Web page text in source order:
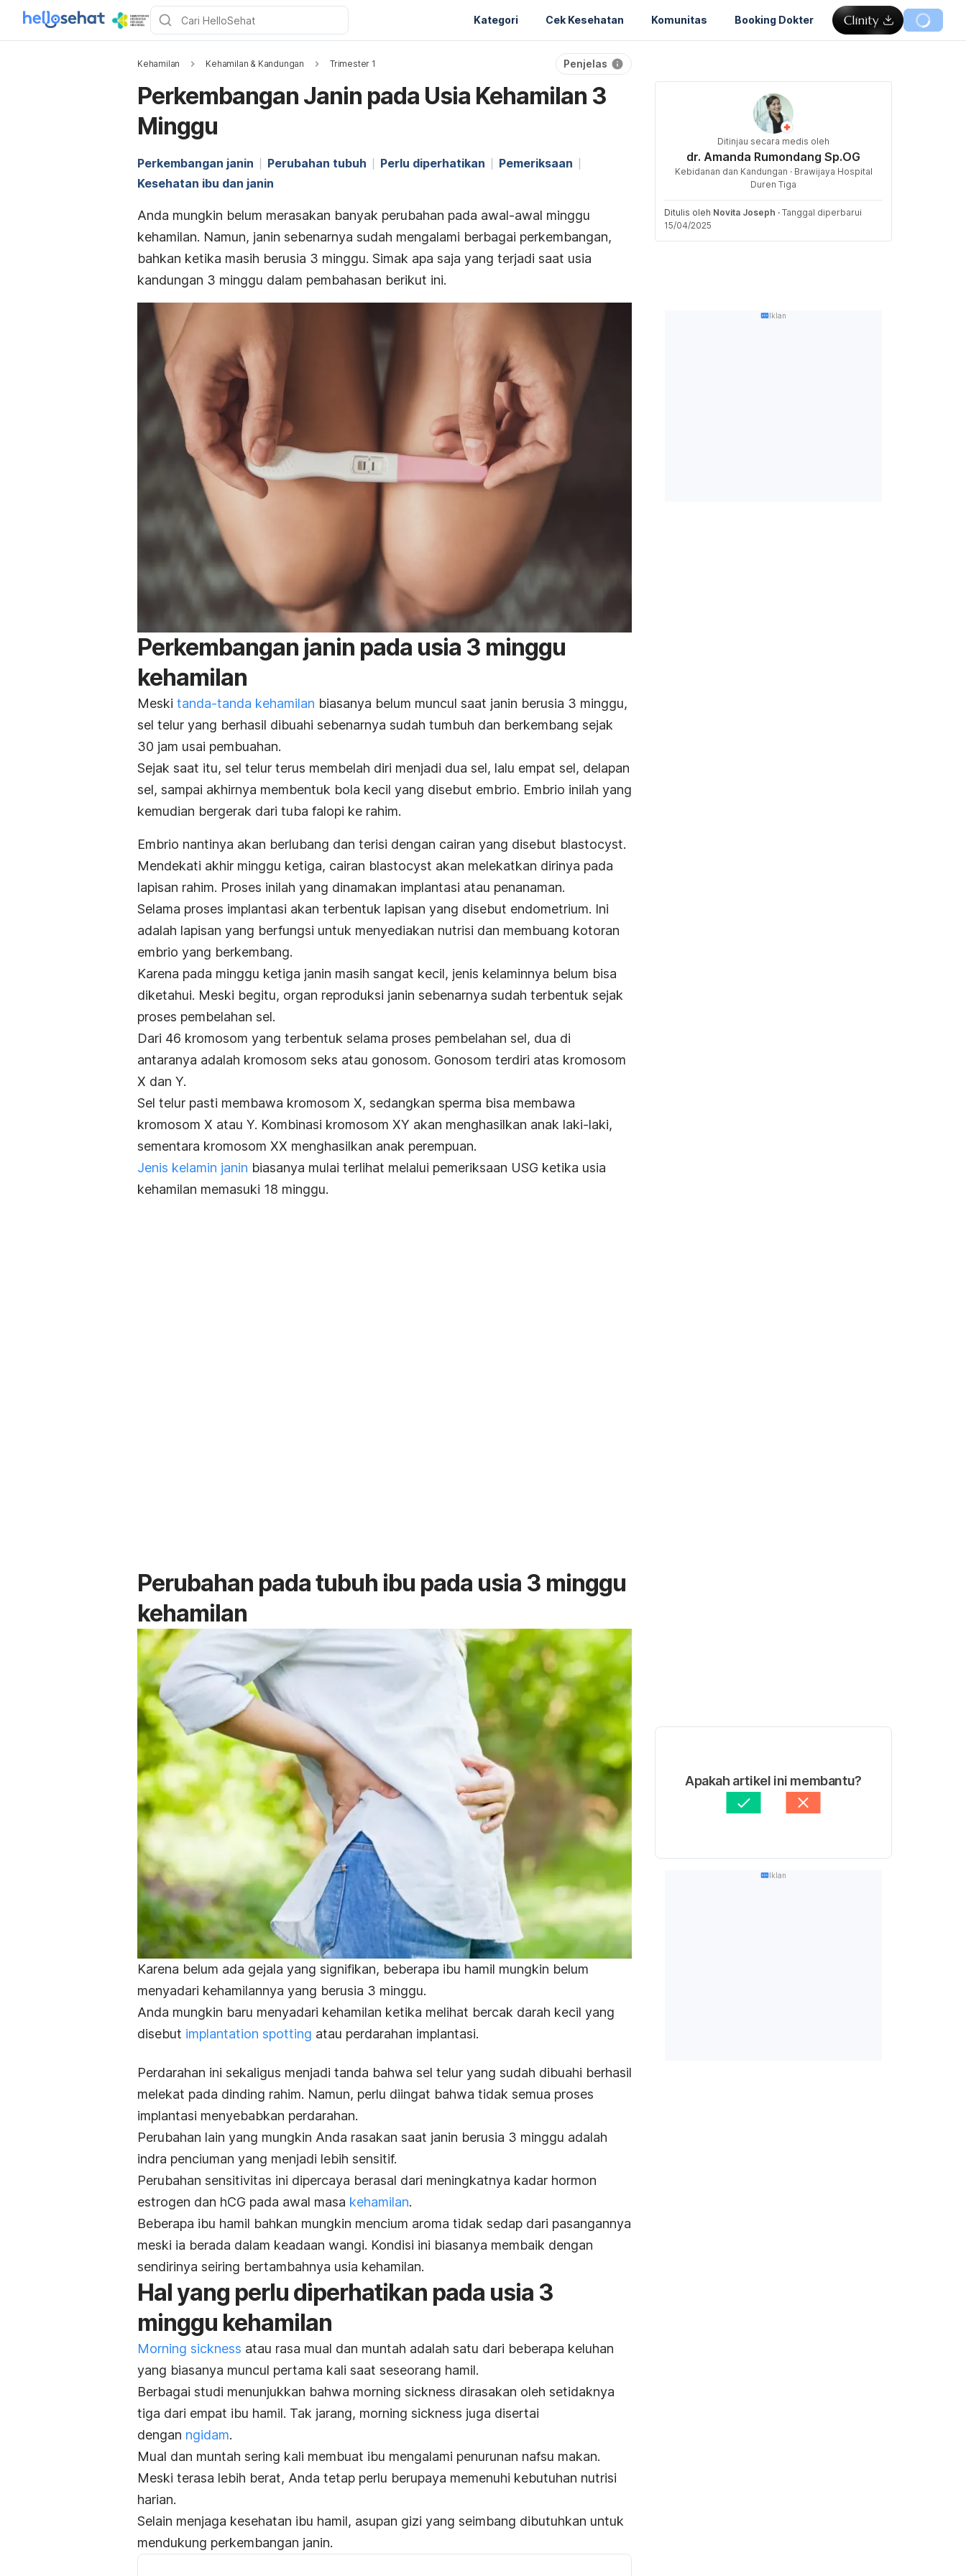
Kategori Cek Kesehatan Komunitas Booking Dokter
Kehamilan Kehamilan & Kandungan Trimester 1 Penjelas
Perkembangan Janin pada Usia Kehamilan 3
Minggu
Perkembangan janin Perubahan tubuh Perlu diperhatikan
Pemeriksaan
Kesehatan ibu dan janin
Anda mungkin belum merasakan banyak perubahan pada awal-awal minggu
kehamilan. Namun, janin sebenarnya sudah mengalami berbagai perkembangan,
bahkan ketika masih berusia 3 minggu. Simak apa saja yang terjadi saat usia
kandungan 3 minggu dalam pembahasan berikut ini.
Perkembangan janin pada usia 3 minggu
kehamilan
Meski tanda-tanda kehamilan biasanya belum muncul saat janin berusia 3 minggu,
sel telur yang berhasil dibuahi sebenarnya sudah tumbuh dan berkembang sejak
30 jam usai pembuahan.
Sejak saat itu, sel telur terus membelah diri menjadi dua sel, lalu empat sel, delapan
sel, sampai akhirnya membentuk bola kecil yang disebut embrio. Embrio inilah yang
kemudian bergerak dari tuba falopi ke rahim.
Embrio nantinya akan berlubang dan terisi dengan cairan yang disebut blastocyst.
Mendekati akhir minggu ketiga, cairan blastocyst akan melekatkan dirinya pada
lapisan rahim. Proses inilah yang dinamakan implantasi atau penanaman.
Selama proses implantasi akan terbentuk lapisan yang disebut endometrium. Ini
adalah lapisan yang berfungsi untuk menyediakan nutrisi dan membuang kotoran
embrio yang berkembang.
Karena pada minggu ketiga janin masih sangat kecil, jenis kelaminnya belum bisa
diketahui. Meski begitu, organ reproduksi janin sebenarnya sudah terbentuk sejak
proses pembelahan sel.
Dari 46 kromosom yang terbentuk selama proses pembelahan sel, dua di
antaranya adalah kromosom seks atau gonosom. Gonosom terdiri atas kromosom
X dan Y.
Sel telur pasti membawa kromosom X, sedangkan sperma bisa membawa
kromosom X atau Y. Kombinasi kromosom XY akan menghasilkan anak laki-laki,
sementara kromosom XX menghasilkan anak perempuan.
Jenis kelamin janin biasanya mulai terlihat melalui pemeriksaan USG ketika usia
kehamilan memasuki 18 minggu.
Perubahan pada tubuh ibu pada usia 3 minggu
kehamilan
Karena belum ada gejala yang signifikan, beberapa ibu hamil mungkin belum
menyadari kehamilannya yang berusia 3 minggu.
Anda mungkin baru menyadari kehamilan ketika melihat bercak darah kecil yang
disebut implantation spotting atau perdarahan implantasi.
Perdarahan ini sekaligus menjadi tanda bahwa sel telur yang sudah dibuahi berhasil
melekat pada dinding rahim. Namun, perlu diingat bahwa tidak semua proses
implantasi menyebabkan perdarahan.
Perubahan lain yang mungkin Anda rasakan saat janin berusia 3 minggu adalah
indra penciuman yang menjadi lebih sensitif.
Perubahan sensitivitas ini dipercaya berasal dari meningkatnya kadar hormon
estrogen dan hCG pada awal masa kehamilan.
Beberapa ibu hamil bahkan mungkin mencium aroma tidak sedap dari pasangannya
meski ia berada dalam keadaan wangi. Kondisi ini biasanya membaik dengan
sendirinya seiring bertambahnya usia kehamilan.
Hal yang perlu diperhatikan pada usia 3
minggu kehamilan
Morning sickness atau rasa mual dan muntah adalah satu dari beberapa keluhan
yang biasanya muncul pertama kali saat seseorang hamil.
Berbagai studi menunjukkan bahwa morning sickness dirasakan oleh setidaknya
tiga dari empat ibu hamil. Tak jarang, morning sickness juga disertai
dengan ngidam.
Mual dan muntah sering kali membuat ibu mengalami penurunan nafsu makan.
Meski terasa lebih berat, Anda tetap perlu berupaya memenuhi kebutuhan nutrisi
harian.
Selain menjaga kesehatan ibu hamil, asupan gizi yang seimbang dibutuhkan untuk
mendukung perkembangan janin.
Ditinjau secara medis oleh
dr. Amanda Rumondang Sp.OG
Kebidanan dan Kandungan · Brawijaya Hospital
Duren Tiga
Ditulis oleh Novita Joseph · Tanggal diperbarui
15/04/2025
Iklan
Apakah artikel ini membantu?
Iklan